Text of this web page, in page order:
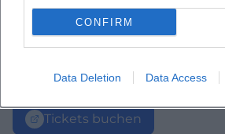
CONFIRM
Data Deletion Data Access
Tickets buchen